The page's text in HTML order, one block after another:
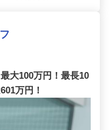
大100万円！最長10
万円！